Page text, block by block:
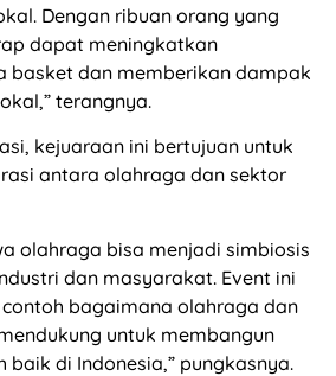
Dengan ribuan orang yang
dapat meningkatkan
basket dan memberikan dampak
terangnya.
kejuaraan ini bertujuan untuk
antara olahraga dan sektor
olahraga bisa menjadi simbiosis
dan masyarakat. Event ini
bagaimana olahraga dan
untuk membangun
baik di Indonesia,” pungkasnya.